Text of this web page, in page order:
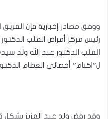
ووفق مصادر إخبارية فإن
رئيس مركز أمراض القلب
القلب الدكتور عبد الله ولد
ل”اكنام” أخصائي العظام
وقد رفض ولد عبد العزيز بشكل